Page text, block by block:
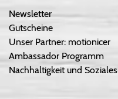
Newsletter
Gutscheine
Unser Partner: motionicer
Ambassador Programm
Nachhaltigkeit und Soziales